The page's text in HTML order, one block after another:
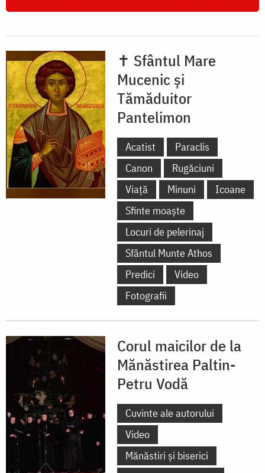
✝ Sfântul Mare
Mucenic și
Tămăduitor
Pantelimon
Acatist
Paraclis
Canon
Rugăciuni
Viață
Minuni
Icoane
Sfinte moaște
Locuri de pelerinaj
Sfântul Munte Athos
Predici
Video
Fotografii
Corul maicilor de la
Mănăstirea Paltin-
Petru Vodă
Cuvinte ale autorului
Video
Mănăstiri și biserici